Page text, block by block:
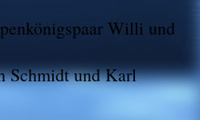
Willi und
Schmidt und Karl